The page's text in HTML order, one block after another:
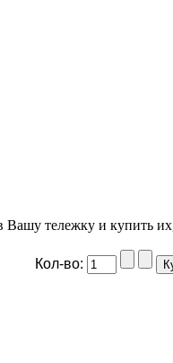
тележку и купить
Кол-во: